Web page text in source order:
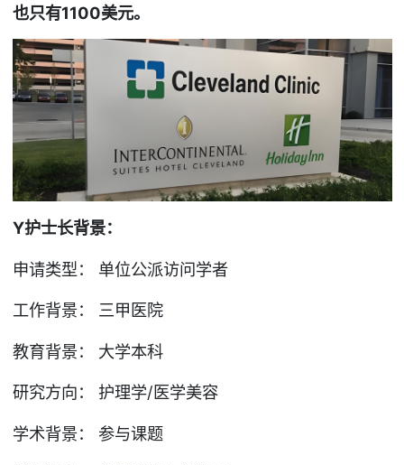
也只有1100美元。
Y护士长背景：
申请类型： 单位公派访问学者
工作背景： 三甲医院
教育背景： 大学本科
研究方向： 护理学/医学美容
学术背景： 参与课题